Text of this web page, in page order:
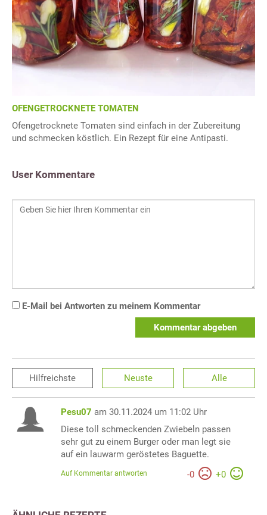
OFENGETROCKNETE TOMATEN
Ofengetrocknete Tomaten sind einfach in der Zubereitung
und schmecken köstlich. Ein Rezept für eine Antipasti.
User Kommentare
E-Mail bei Antworten zu meinem Kommentar
Kommentar abgeben
Hilfreichste Neuste Alle
Pesu07 am 30.11.2024 um 11:02 Uhr
Diese toll schmeckenden Zwiebeln passen
sehr gut zu einem Burger oder man legt sie
auf ein lauwarm geröstetes Baguette.
-0 +0
Auf Kommentar antworten